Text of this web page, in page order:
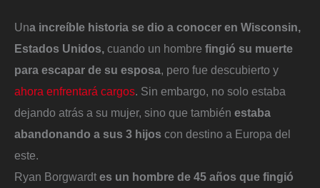
Una increíble historia se dio a conocer en Wisconsin,
Estados Unidos, cuando un hombre fingió su muerte
para escapar de su esposa, pero fue descubierto y
ahora enfrentará cargos. Sin embargo, no solo estaba
dejando atrás a su mujer, sino que también estaba
abandonando a sus 3 hijos con destino a Europa del
este.
Ryan Borgwardt es un hombre de 45 años que fingió